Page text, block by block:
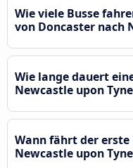
Wie viele Busse
von Doncaster nach
Wie lange dauert
Newcastle upon
Wann fährt der erste
Newcastle upon